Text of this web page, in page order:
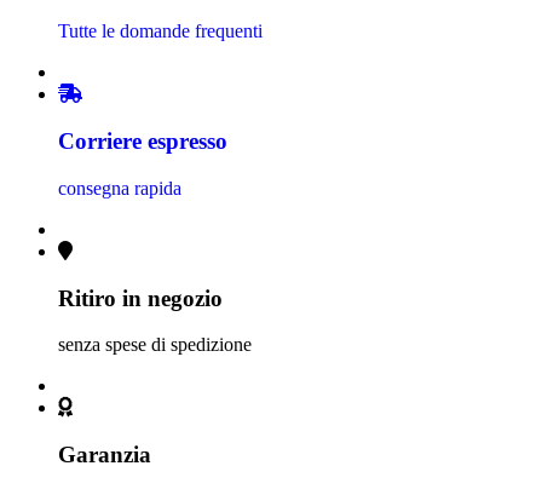
Tutte le domande frequenti
Corriere espresso
consegna rapida
Ritiro in negozio
senza spese di spedizione
Garanzia